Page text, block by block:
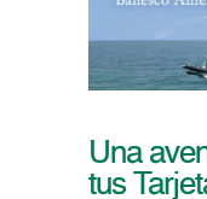
Una
tus